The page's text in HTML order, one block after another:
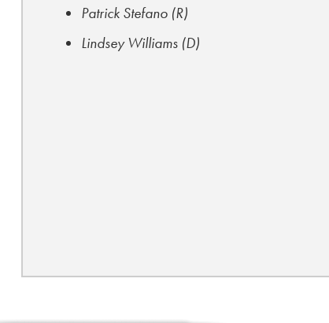
Patrick Stefano (R)
Lindsey Williams (D)